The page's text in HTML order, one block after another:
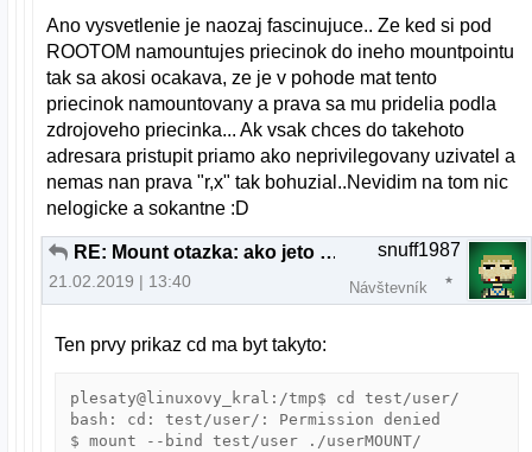
Ano vysvetlenie je naozaj fascinujuce.. Ze ked si pod
ROOTOM namountujes priecinok do ineho mountpointu
tak sa akosi ocakava, ze je v pohode mat tento
priecinok namountovany a prava sa mu pridelia podla
zdrojoveho priecinka... Ak vsak chces do takehoto
adresara pristupit priamo ako neprivilegovany uzivatel a
nemas nan prava "r,x" tak bohuzial..Nevidim na tom nic
nelogicke a sokantne :D
RE: Mount otazka: ako jeto mozne?
21.02.2019 | 13:40
snuff1987
Návštevník
Ten prvy prikaz cd ma byt takyto:
plesaty@linuxovy_kral:/tmp$ cd test/user/
bash: cd: test/user/: Permission denied
$ mount --bind test/user ./userMOUNT/